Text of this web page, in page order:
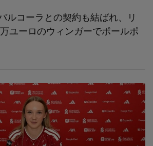
ルコーラとの契約も結ばれ、リ
ユーロのウィンガーでポールポ